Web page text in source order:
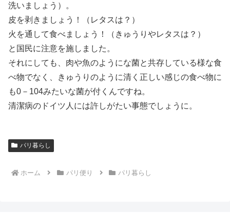
洗いましょう）。
皮を剥きましょう！（レタスは？）
火を通して食べましょう！（きゅうりやレタスは？）
と国民に注意を施しました。
それにしても、肉や魚のようにな菌と共存している様な食
べ物でなく、きゅうりのように清く正しい感じの食べ物に
も0－104みたいな菌が付くんですね。
清潔病のドイツ人には許しがたい事態でしょうに。
パリ暮らし
ホーム パリ便り パリ暮らし